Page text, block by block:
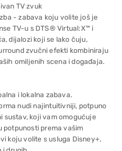
TV zvuk
- zabava koju volite još je
TV-u s DTS® Virtual:X™ i
dijalozi koji se lako čuju,
zvučni efekti kombiniraju
omiljenih scena i događaja.
i lokalna zabava.
nudi najintuitivniji, potpuno
sustav, koji vam omogućuje
potpunosti prema vašim
koju volite s usluga Disney+,